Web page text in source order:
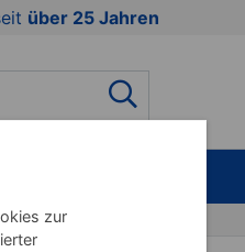
über 25 Jahren
zur